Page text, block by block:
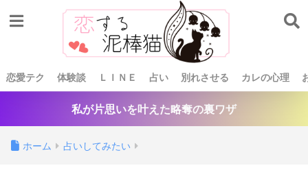
恋愛テク 体験談 ＬＩＮＥ 占い 別れさせる カレの心理
私が片思いを叶えた略奪の裏ワザ
ホーム 占いしてみたい